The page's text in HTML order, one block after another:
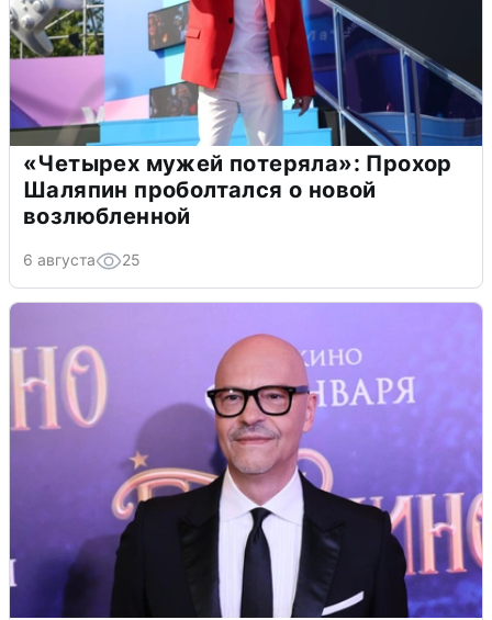
«Четырех мужей потеряла»: Прохор
Шаляпин проболтался о новой
возлюбленной
6 августа 25